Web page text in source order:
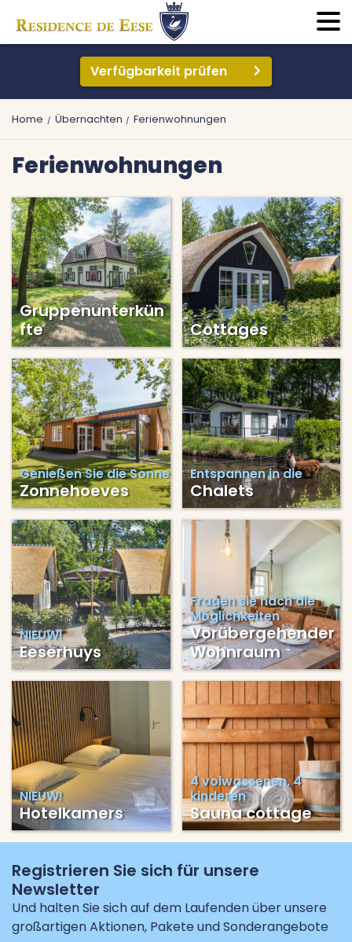
Verfügbarkeit prüfen
Home Übernachten Ferienwohnungen
Ferienwohnungen
Gruppenunterkün
fte
Cottages
Genießen Sie die Sonne
Zonnehoeves
Entspannen in die
Chalets
NIEUW!
Eeserhuys
Fragen sie nach die
Möglichkeiten
Vorübergehender
Wohnraum
NIEUW!
Hotelkamers
4 volwassenen, 4
kinderen
Sauna cottage
Registrieren Sie sich für unsere
Newsletter
Und halten Sie sich auf dem Laufenden über unsere
großartigen Aktionen, Pakete und Sonderangebote